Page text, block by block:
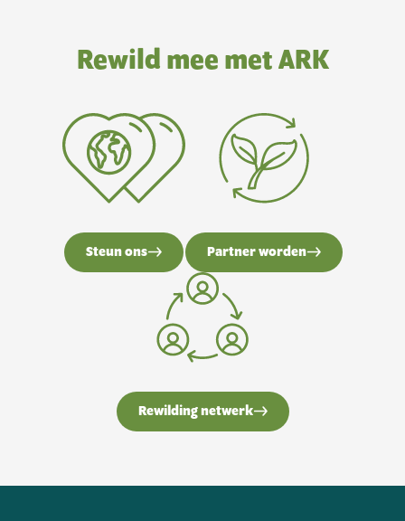
Rewild mee met ARK
Steun ons Partner worden
Rewilding netwerk